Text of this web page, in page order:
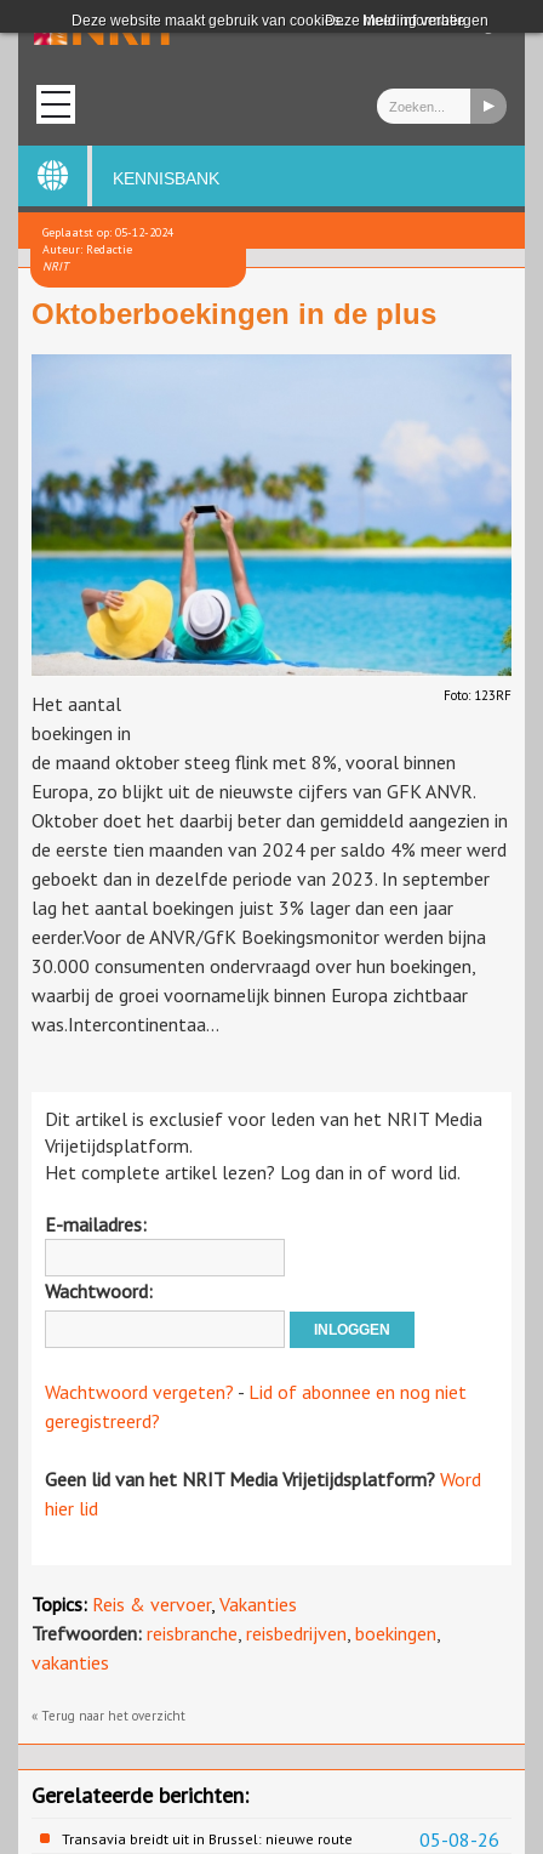
Deze website maakt gebruik van cookies. Meer informatie
Deze melding verbergen
Login
KENNISBANK
Geplaatst op: 05-12-2024
Auteur: Redactie
NRIT
Oktoberboekingen in de plus
Foto: 123RF
Het aantal
boekingen in
de maand oktober steeg flink met 8%, vooral binnen
Europa, zo blijkt uit de nieuwste cijfers van GFK ANVR.
Oktober doet het daarbij beter dan gemiddeld aangezien in
de eerste tien maanden van 2024 per saldo 4% meer werd
geboekt dan in dezelfde periode van 2023. In september
lag het aantal boekingen juist 3% lager dan een jaar
eerder.Voor de ANVR/GfK Boekingsmonitor werden bijna
30.000 consumenten ondervraagd over hun boekingen,
waarbij de groei voornamelijk binnen Europa zichtbaar
was.Intercontinentaa...
Dit artikel is exclusief voor leden van het NRIT Media
Vrijetijdsplatform.
Het complete artikel lezen? Log dan in of word lid.
E-mailadres:
Wachtwoord:
Wachtwoord vergeten? - Lid of abonnee en nog niet
geregistreerd?
Geen lid van het NRIT Media Vrijetijdsplatform? Word
hier lid
Topics: Reis & vervoer, Vakanties
Trefwoorden: reisbranche, reisbedrijven, boekingen,
vakanties
« Terug naar het overzicht
Gerelateerde berichten:
05-08-26
Transavia breidt uit in Brussel: nieuwe route